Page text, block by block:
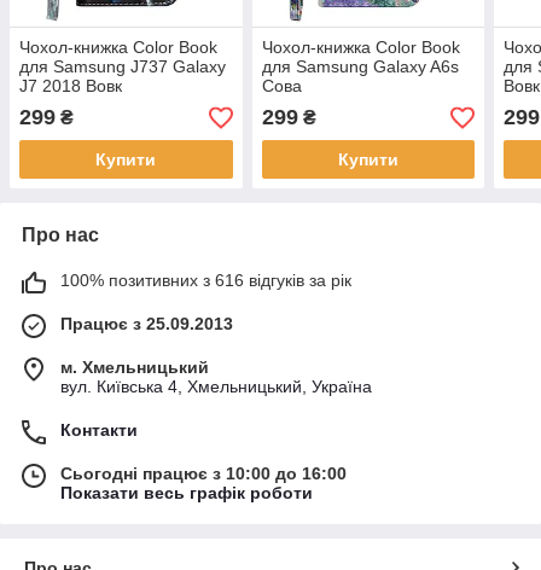
Чохол-книжка Color Book
для Samsung J737 Galaxy
J7 2018 Вовк
299 ₴
Купити
Чохол-книжка Color Book
для Samsung Galaxy A6s
Сова
299₴
Купити
для
Вовк
299
Про нас
100% позитивних з 616 відгуків за рік
Працює з 25.09.2013
м. Хмельницький
вул. Київська 4, Хмельницький, Україна
Контакти
Сьогодні працює з 10:00 до 16:00
Показати весь графік роботи